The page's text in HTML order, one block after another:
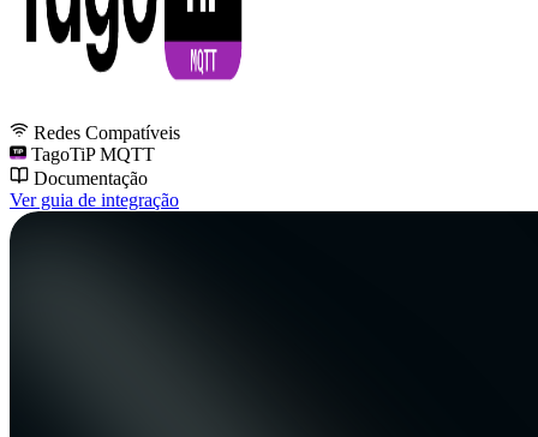
Redes Compatíveis
TagoTiP MQTT
Documentação
Ver guia de integração